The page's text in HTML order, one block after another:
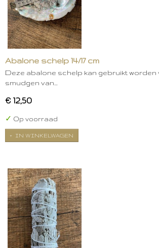
Abalone schelp 14/17 cm
Deze abalone schelp kan gebruikt worden
smudgen van…
€ 12,50
✓ Op voorraad
IN WINKELWAGEN